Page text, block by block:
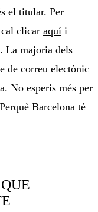
el titular. Per
clicar aquí i
La majoria dels
de correu electònic
No esperis més per
Barcelona té